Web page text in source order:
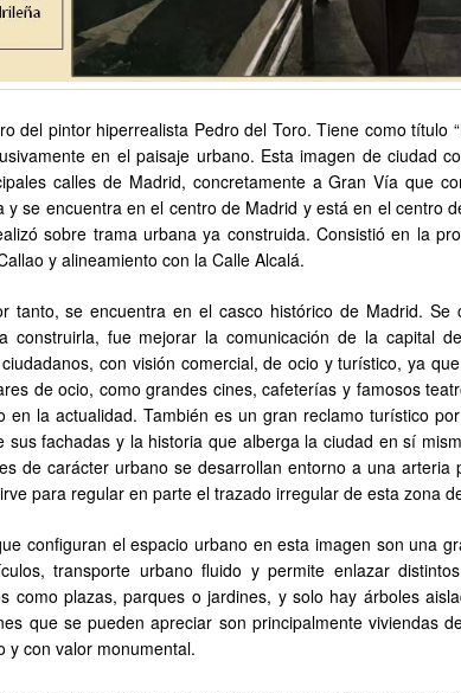
del pintor hiperrealista Pedro del Toro. Tiene como título
en el paisaje urbano. Esta imagen de ciudad
calles de Madrid, concretamente a Gran Vía que
y se encuentra en el centro de Madrid y está en el centro
sobre trama urbana ya construida. Consistió en la
y alineamiento con la Calle Alcalá.
tanto, se encuentra en el casco histórico de Madrid. Se
construirla, fue mejorar la comunicación de la capital
con visión comercial, de ocio y turístico, ya
de ocio, como grandes cines, cafeterías y famosos
en la actualidad. También es un gran reclamo turístico
sus fachadas y la historia que alberga la ciudad en sí
de carácter urbano se desarrollan entorno a una
para regular en parte el trazado irregular de esta zona
configuran el espacio urbano en esta imagen son una
transporte urbano fluido y permite enlazar
como plazas, parques o jardines, y solo hay árboles
que se pueden apreciar son principalmente viviendas
y con valor monumental.